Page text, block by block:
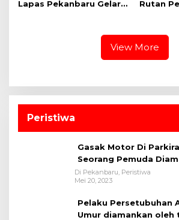
Lapas Pekanbaru Gelar
Rutan
View More
Peristiwa
Gasak Motor Di
Seorang Pemuda
Bukit Raya
Di Pekanbaru, Peristiwa
Mei 20, 2023
Pelaku Persetubuhan
Umur diamankan oleh